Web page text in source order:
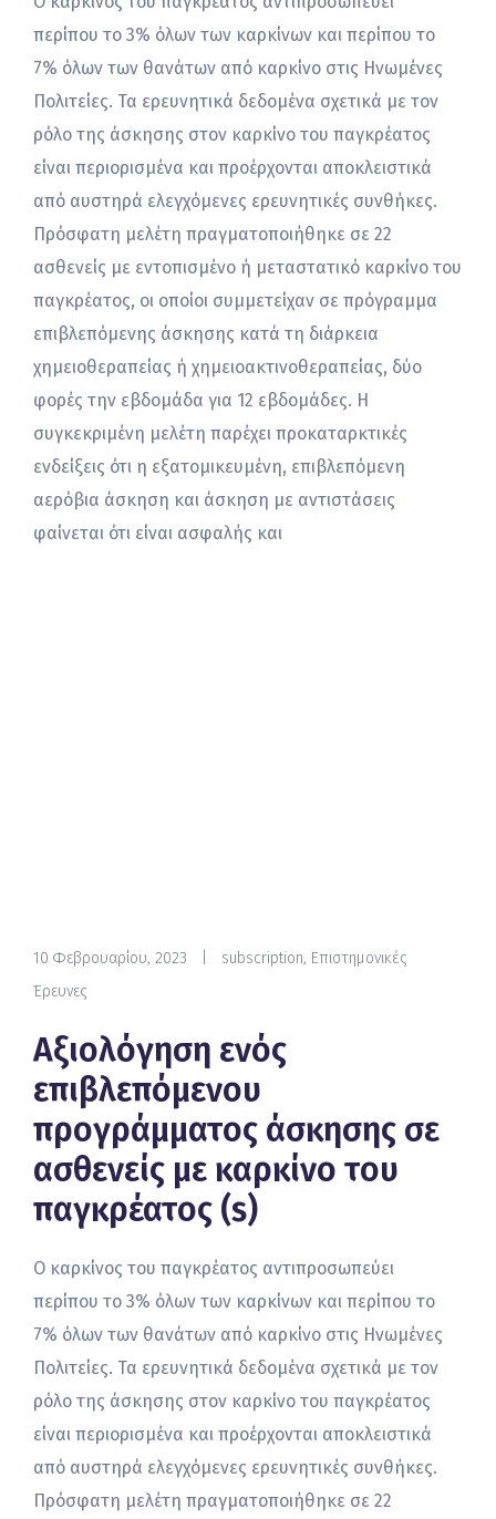
περίπου το 3% όλων των καρκίνων και περίπου το
7% όλων των θανάτων από καρκίνο στις Ηνωμένες
Πολιτείες. Τα ερευνητικά δεδομένα σχετικά με τον
ρόλο της άσκησης στον καρκίνο του παγκρέατος
είναι περιορισμένα και προέρχονται αποκλειστικά
από αυστηρά ελεγχόμενες ερευνητικές συνθήκες.
Πρόσφατη μελέτη πραγματοποιήθηκε σε 22
ασθενείς με εντοπισμένο ή μεταστατικό καρκίνο του
παγκρέατος, οι οποίοι συμμετείχαν σε πρόγραμμα
επιβλεπόμενης άσκησης κατά τη διάρκεια
χημειοθεραπείας ή χημειοακτινοθεραπείας, δύο
φορές την εβδομάδα για 12 εβδομάδες. Η
συγκεκριμένη μελέτη παρέχει προκαταρκτικές
ενδείξεις ότι η εξατομικευμένη, επιβλεπόμενη
αερόβια άσκηση και άσκηση με αντιστάσεις
φαίνεται ότι είναι ασφαλής και
10 Φεβρουαρίου, 2023 subscription, Επιστημονικές
Έρευνες
Αξιολόγηση ενός
επιβλεπόμενου
προγράμματος άσκησης σε
ασθενείς με καρκίνο του
παγκρέατος (s)
Ο καρκίνος του παγκρέατος αντιπροσωπεύει
περίπου το 3% όλων των καρκίνων και περίπου το
7% όλων των θανάτων από καρκίνο στις Ηνωμένες
Πολιτείες. Τα ερευνητικά δεδομένα σχετικά με τον
ρόλο της άσκησης στον καρκίνο του παγκρέατος
είναι περιορισμένα και προέρχονται αποκλειστικά
από αυστηρά ελεγχόμενες ερευνητικές συνθήκες.
Πρόσφατη μελέτη πραγματοποιήθηκε σε 22